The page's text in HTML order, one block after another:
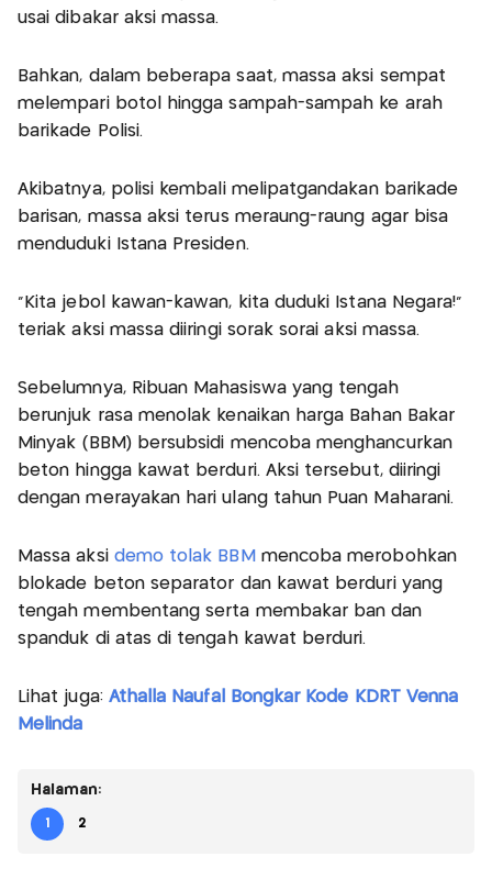
usai dibakar aksi massa.
Bahkan, dalam beberapa saat, massa aksi sempat
melempari botol hingga sampah-sampah ke arah
barikade Polisi.
Akibatnya, polisi kembali melipatgandakan barikade
barisan, massa aksi terus meraung-raung agar bisa
menduduki Istana Presiden.
"Kita jebol kawan-kawan, kita duduki Istana Negara!"
teriak aksi massa diiringi sorak sorai aksi massa.
Sebelumnya, Ribuan Mahasiswa yang tengah
berunjuk rasa menolak kenaikan harga Bahan Bakar
Minyak (BBM) bersubsidi mencoba menghancurkan
beton hingga kawat berduri. Aksi tersebut, diiringi
dengan merayakan hari ulang tahun Puan Maharani.
Massa aksi demo tolak BBM mencoba merobohkan
blokade beton separator dan kawat berduri yang
tengah membentang serta membakar ban dan
spanduk di atas di tengah kawat berduri.
Lihat juga: Athalla Naufal Bongkar Kode KDRT Venna
Melinda
Halaman:
1 2